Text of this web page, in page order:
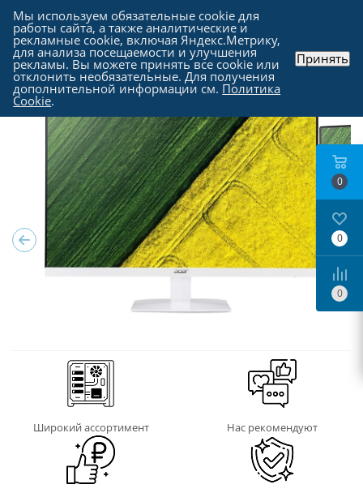
Каталог - Мониторы
Широкий ассортимент Нас рекомендуют
0
0
0
Мы используем обязательные cookie для
работы сайта, а также аналитические и
рекламные cookie, включая Яндекс.Метрику,
для анализа посещаемости и улучшения
рекламы. Вы можете принять все cookie или
отклонить необязательные. Для получения
дополнительной информации см. Политика
Cookie.
Принять